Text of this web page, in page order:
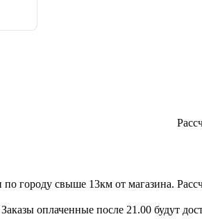
по городу свыше 13км от магазина.
оплаченные после 21.00 будут